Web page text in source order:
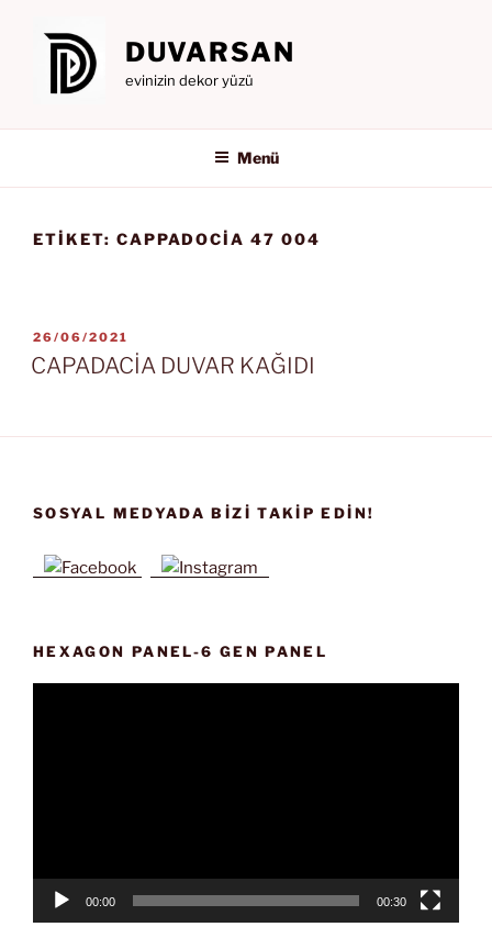
DUVARSAN
evinizin dekor yüzü
Menü
ETIKET: CAPPADOCIA 47 004
YAYIM
TARIHI
26/06/2021
CAPADACİA DUVAR KAĞIDI
SOSYAL MEDYADA BIZI TAKIP EDIN!
HEXAGON PANEL-6 GEN PANEL
00:00 00:30